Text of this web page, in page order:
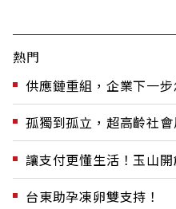
熱門
供應鏈重組，企業下一
孤獨到孤立，超高齡社
讓支付更懂生活！玉山
台東助孕凍卵雙支持！